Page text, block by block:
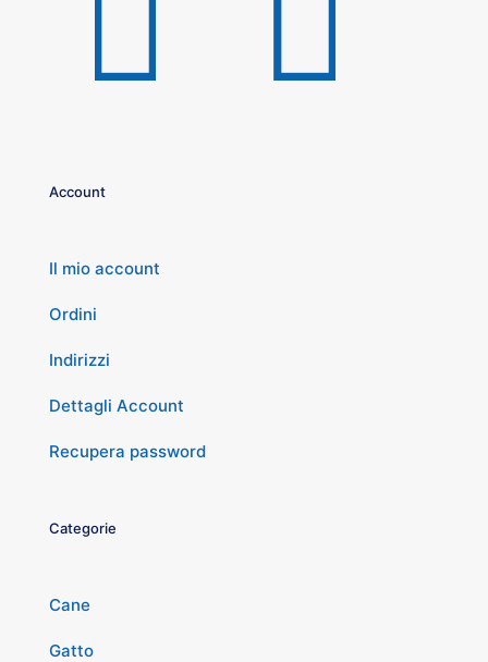
Account
Il mio account
Ordini
Indirizzi
Dettagli Account
Recupera password
Categorie
Cane
Gatto